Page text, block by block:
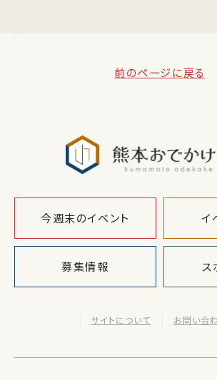
前のページに戻る
今週末のイベント イ
募集情報 ス
サイトについて お問い合